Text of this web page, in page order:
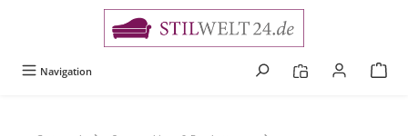
Navigation